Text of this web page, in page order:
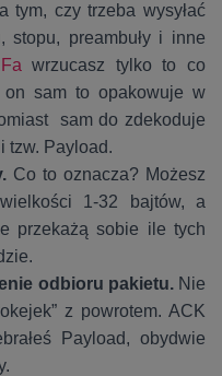
tym, czy trzeba wysyłać
stopu, preambuły i inne
wrzucasz tylko to co
sam to opakowuje w
sam do zdekoduje
tzw. Payload.
Co to oznacza? Możesz
1-32 bajtów, a
przekażą sobie ile tych
odbioru pakietu.Nie
z powrotem. ACK
Payload, obydwie